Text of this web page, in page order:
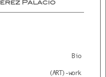
Bio
(ART)-work